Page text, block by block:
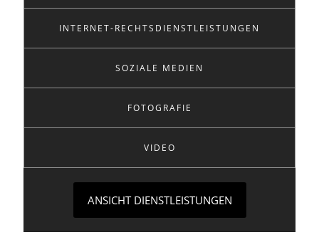
INTERNET-RECHTSDIENSTLEISTUNGEN
SOZIALE MEDIEN
FOTOGRAFIE
VIDEO
ANSICHT DIENSTLEISTUNGEN